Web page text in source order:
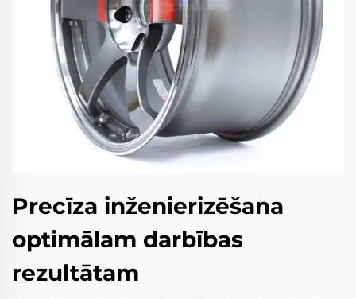
Precīza inženierizēšana
optimālam darbības
rezultātam